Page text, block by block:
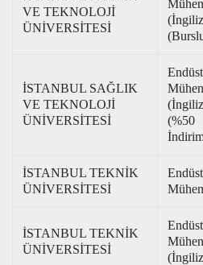
VE TEKNOLOJİ
ÜNİVERSİTESİ
İSTANBUL SAĞLIK
VE TEKNOLOJİ
ÜNİVERSİTESİ
(%50
İSTANBUL TEKNİK
ÜNİVERSİTESİ
İSTANBUL TEKNİK
ÜNİVERSİTESİ